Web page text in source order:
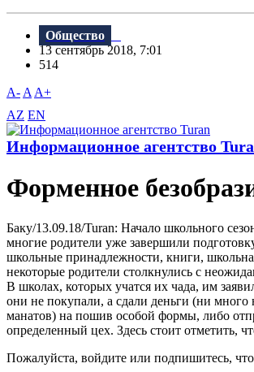
Общество
13 сентябрь 2018, 7:01
514
A- A A+
AZ EN
Информационное агентство
Форменное
Баку/13.09.18/Turan: Начало школьного
многие родители уже завершили
школьные принадлежности, книги,
некоторые родители столкнулись с
B школах, которых учатся их чада, им
они не покупали, а сдали деньги (ни много
манатов) на пошив особой формы, либо
определенный цех. Здесь стоит отметить,
Пожалуйста, войдите или подпишитесь,